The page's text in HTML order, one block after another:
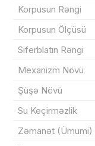
Korpusun Rəngi
Korpusun Ölçüsü
Siferblatın Rəngi
Mexanizm Növü
Şüşə Növü
Su Keçirməzlik
Zəmanət (Ümumi)
Endirim
Çatdırılma
Yekun məbləğ